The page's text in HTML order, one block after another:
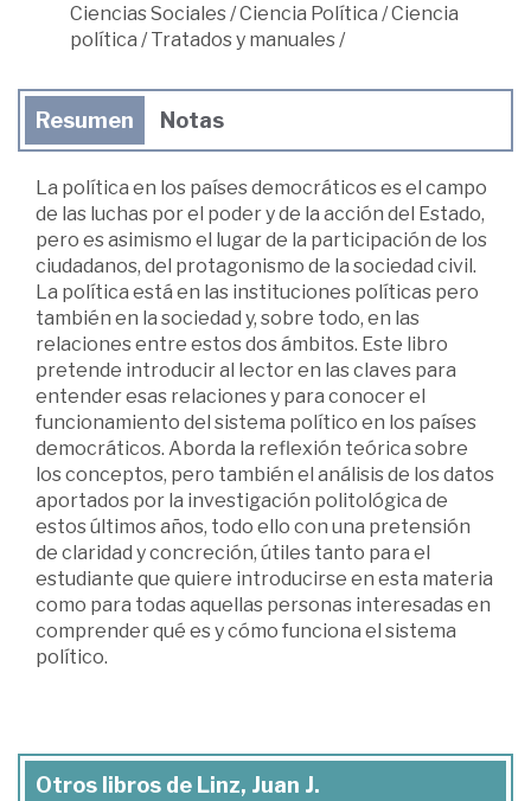
Ciencias Sociales/Ciencia Política /Ciencia
política /Tratados y manuales/
Resumen Notas
La política en los países democráticos es el campo
de las luchas por el poder y de la acción del Estado,
pero es asimismo el lugar de la participación de los
ciudadanos, del protagonismo de la sociedad civil.
La política está en las instituciones políticas pero
también en la sociedad y, sobre todo, en las
relaciones entre estos dos ámbitos. Este libro
pretende introducir al lector en las claves para
entender esas relaciones y para conocer el
funcionamiento del sistema político en los países
democráticos. Aborda la reflexión teórica sobre
los conceptos, pero también el análisis de los datos
aportados por la investigación politológica de
estos últimos años, todo ello con una pretensión
de claridad y concreción, útiles tanto para el
estudiante que quiere introducirse en esta materia
como para todas aquellas personas interesadas en
comprender qué es y cómo funciona el sistema
político.
Otros libros de Linz, Juan J.